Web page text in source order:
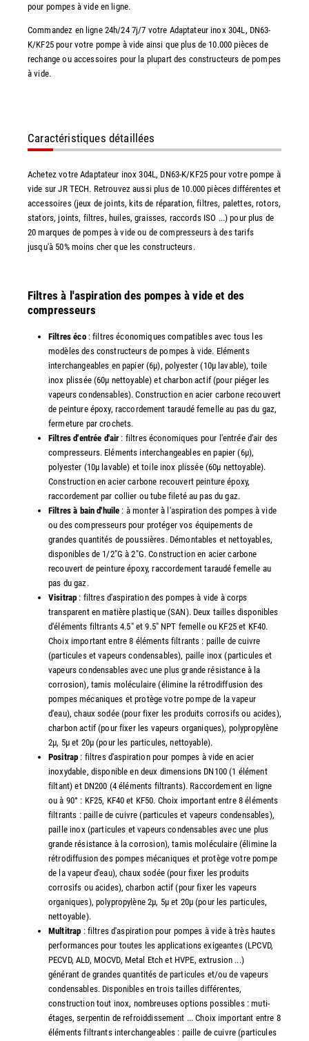
pour pompes à vide en ligne.
Commandez en ligne 24h/24 7j/7 votre Adaptateur inox 304L, DN63-
K/KF25 pour votre pompe à vide ainsi que plus de 10.000 pièces de
rechange ou accessoires pour la plupart des constructeurs de pompes
à vide.
Caractéristiques détaillées
Achetez votre Adaptateur inox 304L, DN63-K/KF25 pour votre pompe à
vide sur JR TECH. Retrouvez aussi plus de 10.000 pièces différentes et
accessoires (jeux de joints, kits de réparation, filtres, palettes, rotors,
stators, joints, filtres, huiles, graisses, raccords ISO ...) pour plus de
20 marques de pompes à vide ou de compresseurs à des tarifs
jusqu'à 50% moins cher que les constructeurs.
Filtres à l'aspiration des pompes à vide et des
compresseurs
Filtres éco: filtres économiques compatibles avec tous les
modèles des constructeurs de pompes à vide. Eléments
interchangeables en papier (6µ), polyester (10µ lavable), toile
inox plissée (60µ nettoyable) et charbon actif (pour piéger les
vapeurs condensables). Construction en acier carbone recouvert
de peinture époxy, raccordement taraudé femelle au pas du gaz,
fermeture par crochets.
Filtres d'entrée d'air : filtres économiques pour l'entrée d'air des
compresseurs. Eléments interchangeables en papier (6µ),
polyester (10µ lavable) et toile inox plissée (60µ nettoyable).
Construction en acier carbone recouvert peinture époxy,
raccordement par collier ou tube fileté au pas du gaz.
Filtres à bain d'huile : à monter à l'aspiration des pompes à vide
ou des compresseurs pour protéger vos équipements de
grandes quantités de poussières. Démontables et nettoyables,
disponibles de 1/2"G à 2"G. Construction en acier carbone
recouvert de peinture époxy, raccordement taraudé femelle au
pas du gaz.
Visitrap : filtres d'aspiration des pompes à vide à corps
transparent en matière plastique (SAN). Deux tailles disponibles
d'éléments filtrants 4.5" et 9.5" NPT femelle ou KF25 et KF40.
Choix important entre 8 éléments filtrants : paille de cuivre
(particules et vapeurs condensables), paille inox (particules et
vapeurs condensables avec une plus grande résistance à la
corrosion), tamis moléculaire (élimine la rétrodiffusion des
pompes mécaniques et protège votre pompe de la vapeur
d'eau), chaux sodée (pour fixer les produits corrosifs ou acides),
charbon actif (pour fixer les vapeurs organiques), polypropylène
2µ, 5µ et 20µ (pour les particules, nettoyable).
Positrap : filtres d'aspiration pour pompes à vide en acier
inoxydable, disponible en deux dimensions DN100 (1 élément
filtant) et DN200 (4 éléments filtrants). Raccordement en ligne
ou à 90° : KF25, KF40 et KF50. Choix important entre 8 éléments
filtrants : paille de cuivre (particules et vapeurs condensables),
paille inox (particules et vapeurs condensables avec une plus
grande résistance à la corrosion), tamis moléculaire (élimine la
rétrodiffusion des pompes mécaniques et protège votre pompe
de la vapeur d'eau), chaux sodée (pour fixer les produits
corrosifs ou acides), charbon actif (pour fixer les vapeurs
organiques), polypropylène 2µ, 5µ et 20µ (pour les particules,
nettoyable).
Multitrap : filtres d'aspiration pour pompes à vide à très hautes
performances pour toutes les applications exigeantes (LPCVD,
PECVD, ALD, MOCVD, Metal Etch et HVPE, extrusion ...)
générant de grandes quantités de particules et/ou de vapeurs
condensables. Disponibles en trois tailles différentes,
construction tout inox, nombreuses options possibles : muti-
étages, serpentin de refroiddissement ... Choix important entre 8
éléments filtrants interchangeables : paille de cuivre (particules